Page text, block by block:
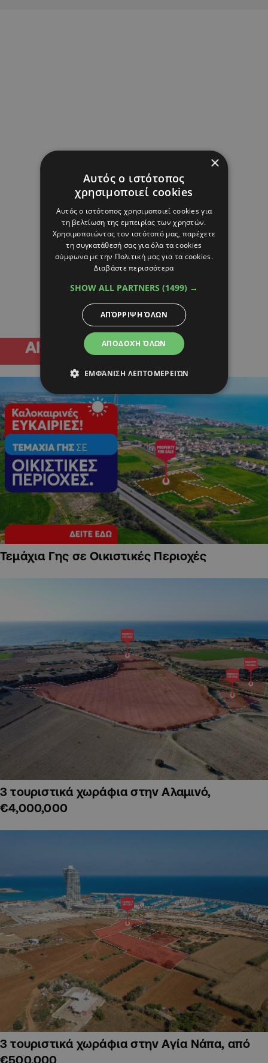
Τεμάχια Γης σε Οικιστικές Περιοχές
3 τουριστικά χωράφια στην Αλαμινό,
€4,000,000
3 τουριστικά χωράφια στην Αγία Νάπα, από
€500,000
×
Αυτός ο ιστότοπος
χρησιμοποιεί cookies
Αυτός ο ιστότοπος χρησιμοποιεί cookies για
τη βελτίωση της εμπειρίας των χρηστών.
Χρησιμοποιώντας τον ιστότοπό μας, παρέχετε
τη συγκατάθεσή σας για όλα τα cookies
σύμφωνα με την Πολιτική μας για τα cookies.
Διαβάστε περισσότερα
SHOW ALL PARTNERS (1499) →
ΑΠΟΔΟΧΉ ΌΛΩΝ
ΑΠΌΡΡΙΨΗ ΌΛΩΝ
ΕΜΦΆΝΙΣΗ ΛΕΠΤΟΜΕΡΕΙΏΝ